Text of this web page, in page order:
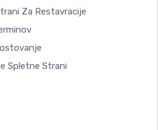
Za Restavracije
Spletne Strani